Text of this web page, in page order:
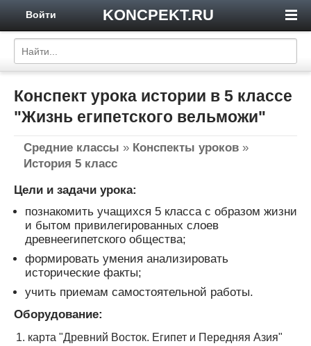
KONCPEKT.RU
Войти
Конспект урока истории в 5 классе
"Жизнь египетского вельможи"
Средние классы » Конспекты уроков »
История 5 класс
Цели и задачи урока:
познакомить учащихся 5 класса с образом жизни
и бытом привилегированных слоев
древнеегипетского общества;
формировать умения анализировать
исторические факты;
учить приемам самостоятельной работы.
Оборудование:
карта "Древний Восток. Египет и Передняя Азия"